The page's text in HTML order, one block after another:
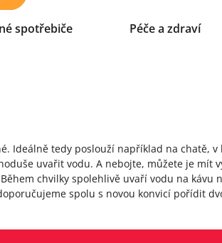
spotřebiče Péče a zdraví
Ideálně tedy poslouží například na chatě, v
uvařit vodu. A nebojte, můžete je mít
chvilky spolehlivě uvaří vodu na kávu
spolu s novou konvicí pořídit